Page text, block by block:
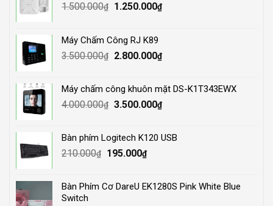
1.500.000₫
Original
1.500.000₫.
1.250.000₫Current
Máy Chấm Công RJ K89
3.500.000₫
Original
3.500.000₫.
2.800.000₫Current
2.800.000₫.
Máy chấm công khuôn mặt DS-K1T343EWX
4.000.000₫ Original
4.000.000₫.
3.500.000₫Current
3.500.000₫.
Bàn phím Logitech K120 USB
210.000₫
Original
210.000₫.
195.000₫Current
195.000₫.
Bàn Phím Cơ DareU EK1280S Pink White Blue
Switch